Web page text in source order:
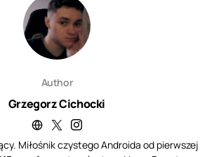
Author
Grzegorz Cichocki
Miłośnik czystego Androida od pierwszej